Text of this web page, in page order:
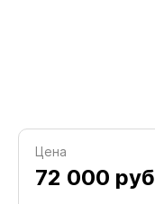
Цена
72 000 руб